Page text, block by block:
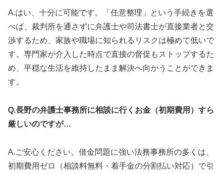
A.はい、十分に可能です。「任意整理」という手続きを選
べば、裁判所を通さずに弁護士や司法書士が直接業者と交
渉するため、家族や職場に知られるリスクは極めて低いで
す。専門家が介入した時点で直接の督促もストップするた
め、平穏な生活を維持したまま解決へ向かうことができま
す。
Q.長野の弁護士事務所に相談に行くお金（初期費用）すら
厳しいのですが…
A.ご安心ください。借金問題に強い法務事務所の多くは、
初期費用ゼロ（相談料無料・着手金の分割払い対応）で引